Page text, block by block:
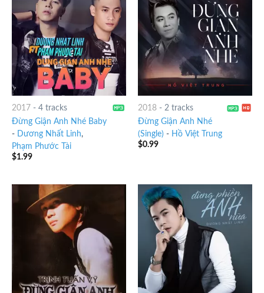
2017 - 4 tracks
Đừng Giận Anh Nhé Baby
-
Dương Nhất Linh,
Phạm Phước Tài
$1.99
2018- 2 tracks
Đừng Giận Anh Nhé
(Single) - Hồ Việt Trung
$0.99